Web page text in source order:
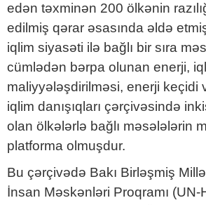
edən təxminən 200 ölkənin
edilmiş qərar əsasında əldə
iqlim siyasəti ilə bağlı bir sıra
cümlədən bərpa olunan enerji,
maliyyələşdirilməsi, enerji keçidi
iqlim danışıqları çərçivəsində
olan ölkələrlə bağlı məsələlərin
platforma olmuşdur.
Bu çərçivədə Bakı Birləşmiş
İnsan Məskənləri Proqramı (UN-